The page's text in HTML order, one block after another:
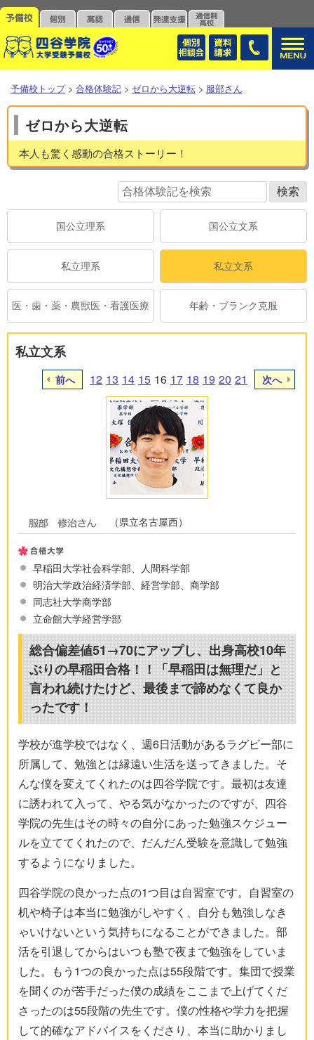
予備校トップ > 合格体験記 > ゼロから大逆転 > 服部さん
ゼロから大逆転
本人も驚く感動の合格ストーリー！
国公立理系 国公立文系
私立理系 私立文系
医・歯・薬・農獣医・看護医療 年齢・ブランク克服
私立文系
前へ 12 13 14 15 16 17 18 19 20 21 次へ
（県立名古屋西）
早稲田大学社会科学部、人間科学部
明治大学政治経済学部、経営学部、商学部
同志社大学商学部
立命館大学経営学部
総合偏差値51→70にアップし、出身高校10年
ぶりの早稲田合格！！「早稲田は無理だ」と
言われ続けたけど、最後まで諦めなくて良か
ったです！
学校が進学校ではなく、週6日活動があるラグビー部に
所属して、勉強とは縁遠い生活を送ってきました。そ
んな僕を変えてくれたのは四谷学院です。最初は友達
に誘われて入って、やる気がなかったのですが、四谷
学院の先生はその時々の自分にあった勉強スケジュー
ルを立ててくれたので、だんだん受験を意識して勉強
するようになりました。
四谷学院の良かった点の1つ目は自習室です。自習室の
机や椅子は本当に勉強がしやすく、自分も勉強しなき
ゃいけないという気持ちになることができました。部
活を引退してからはいつも塾で夜まで勉強をしていま
した。もう1つの良かった点は55段階です。集団で授業
を聞くのが苦手だった僕の成績をここまで上げてくだ
さったのは55段階の先生です。僕の性格や学力を把握
して的確なアドバイスをくださり、本当に助かりまし